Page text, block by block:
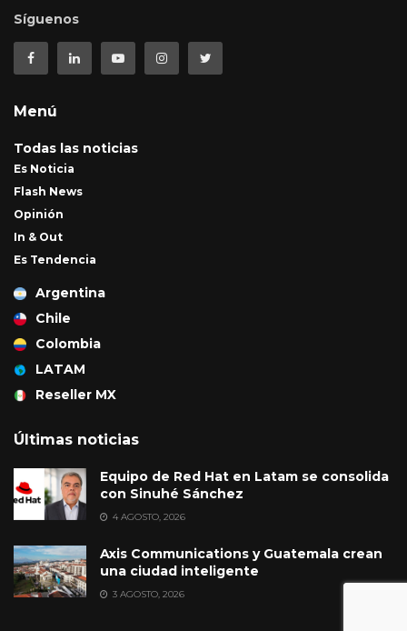
Síguenos
Menú
Todas las noticias
Es Noticia
Flash News
Opinión
In & Out
Es Tendencia
Argentina
Chile
Colombia
LATAM
Reseller MX
Últimas noticias
Equipo de Red Hat en Latam se consolida
con Sinuhé Sánchez
4 AGOSTO, 2026
Axis Communications y Guatemala crean
una ciudad inteligente
3 AGOSTO, 2026